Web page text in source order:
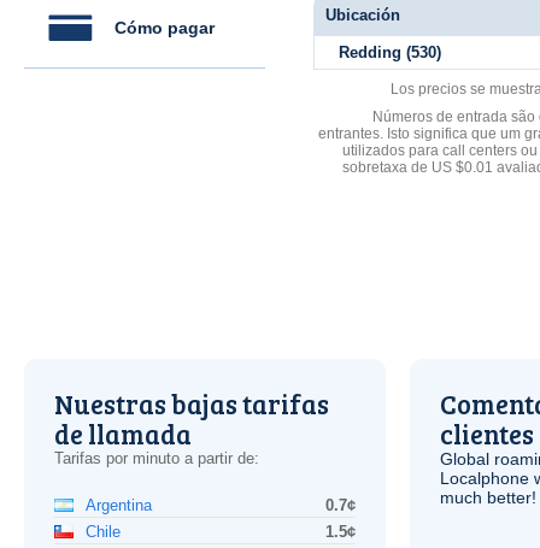
Cómo pagar
Ubicación
Redding (530)
Los precios se
Números de entrada
entrantes. Isto significa que um
utilizados para call centers
sobretaxa de US $0.01
Nuestras bajas tarifas
de llamada
Tarifas por minuto a partir de:
Argentina
0.7¢
Chile
1.5¢
clientes
Global
Localphone
much better!